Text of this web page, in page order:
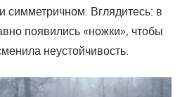
Вглядитесь: в
появились «ножки», чтобы
неустойчивость.